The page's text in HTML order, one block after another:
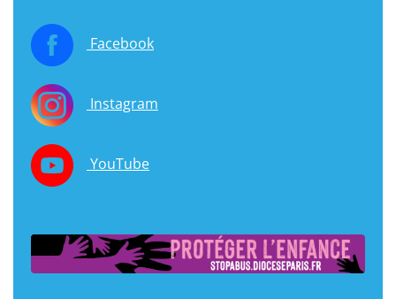
Facebook
Instagram
YouTube